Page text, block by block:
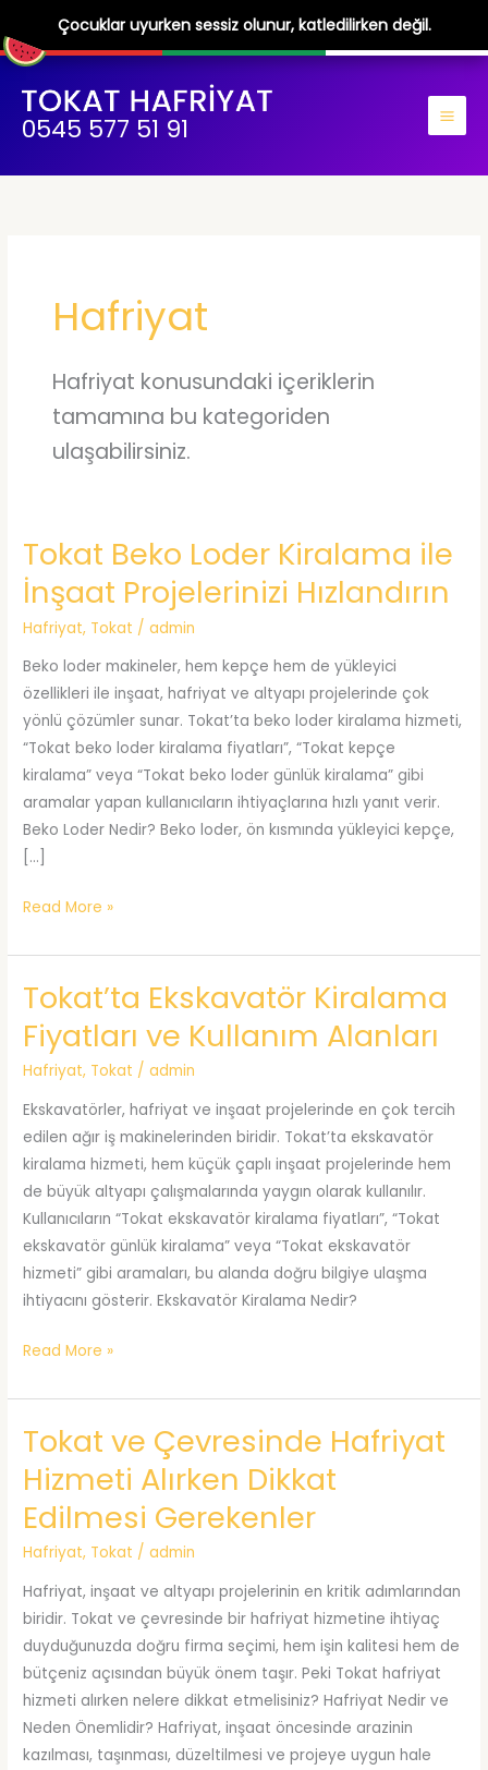
Çocuklar uyurken sessiz olunur, katledilirken değil.
İçeriğe
atla
0545 577 51 91
Hafriyat
Hafriyat konusundaki içeriklerin
tamamına bu kategoriden
ulaşabilirsiniz.
Tokat Beko Loder Kiralama ile
İnşaat Projelerinizi Hızlandırın
Hafriyat, Tokat /admin
Beko loder makineler, hem kepçe hem de yükleyici
özellikleri ile inşaat, hafriyat ve altyapı projelerinde çok
yönlü çözümler sunar. Tokat’ta beko loder kiralama hizmeti,
“Tokat beko loder kiralama fiyatları”, “Tokat kepçe
kiralama” veya “Tokat beko loder günlük kiralama” gibi
aramalar yapan kullanıcıların ihtiyaçlarına hızlı yanıt verir.
Beko Loder Nedir? Beko loder, ön kısmında yükleyici kepçe,
[…]
Tokat
Loder
Kiralama
ile
İnşaat
Projelerinizi
Read More »
Tokat’ta Ekskavatör Kiralama
Fiyatları ve Kullanım Alanları
Hafriyat, Tokat /admin
Ekskavatörler, hafriyat ve inşaat projelerinde en çok tercih
edilen ağır iş makinelerinden biridir. Tokat’ta ekskavatör
kiralama hizmeti, hem küçük çaplı inşaat projelerinde hem
de büyük altyapı çalışmalarında yaygın olarak kullanılır.
Kullanıcıların “Tokat ekskavatör kiralama fiyatları”, “Tokat
ekskavatör günlük kiralama” veya “Tokat ekskavatör
hizmeti” gibi aramaları, bu alanda doğru bilgiye ulaşma
ihtiyacını gösterir. Ekskavatör Kiralama Nedir?
Tokat’ta
Kiralama
Fiyatları
ve
Kullanım
Alanları
Read More »
Tokat ve Çevresinde Hafriyat
Hizmeti Alırken Dikkat
Edilmesi Gerekenler
Hafriyat, Tokat /admin
Hafriyat, inşaat ve altyapı projelerinin en kritik adımlarından
biridir. Tokat ve çevresinde bir hafriyat hizmetine ihtiyaç
duyduğunuzda doğru firma seçimi, hem işin kalitesi hem de
bütçeniz açısından büyük önem taşır. Peki Tokat hafriyat
hizmeti alırken nelere dikkat etmelisiniz? Hafriyat Nedir ve
Neden Önemlidir? Hafriyat, inşaat öncesinde arazinin
kazılması, taşınması, düzeltilmesi ve projeye uygun hale